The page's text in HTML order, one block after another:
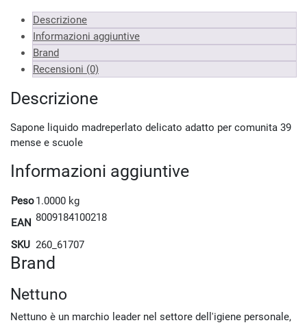
Descrizione
Informazioni aggiuntive
Brand
Recensioni (0)
Descrizione
Sapone liquido madreperlato delicato adatto per comunita 39
mense e scuole
Informazioni aggiuntive
Peso1.0000 kg
EAN 8009184100218
SKU 260_61707
Brand
Nettuno
Nettuno è un marchio leader nel settore dell'igiene personale,